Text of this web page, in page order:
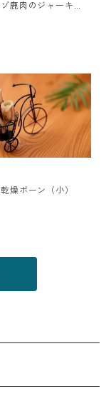
鹿肉のジャーキ
燥ボーン（小）